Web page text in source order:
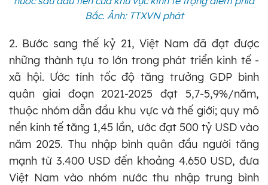
Bắc. Ảnh: TTXVN phát
2. Bước sang thế kỷ 21, Việt Nam đã đạt được
những thành tựu to lớn trong phát triển kinh tế -
xã hội. Ước tính tốc độ tăng trưởng GDP bình
quân giai đoạn 2021-2025 đạt 5,7-5,9%/năm,
thuộc nhóm dẫn đầu khu vực và thế giới; quy mô
nền kinh tế tăng 1,45 lần, ước đạt 500 tỷ USD vào
năm 2025. Thu nhập bình quân đầu người tăng
mạnh từ 3.400 USD đến khoảng 4.650 USD, đưa
Việt Nam vào nhóm nước thu nhập trung bình